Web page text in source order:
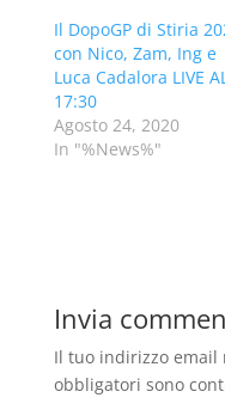
Il DopoGP di Stiria
con Nico, Zam, Ing e
Luca Cadalora LIVE
17:30
Agosto 24, 2020
In "%News%"
Invia
Il tuo indirizzo email
obbligatori sono